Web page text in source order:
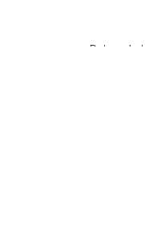
Datenschutz